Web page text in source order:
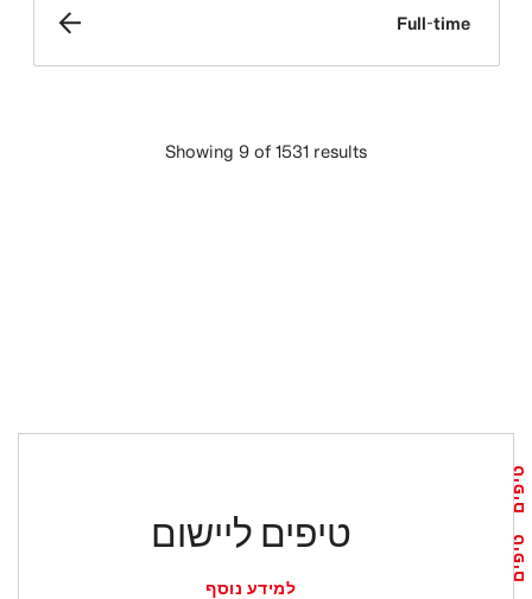
Full-time
Showing 9 of 1531 results
טיפים ליישום
למידע נוסף
טיפים
טיפים